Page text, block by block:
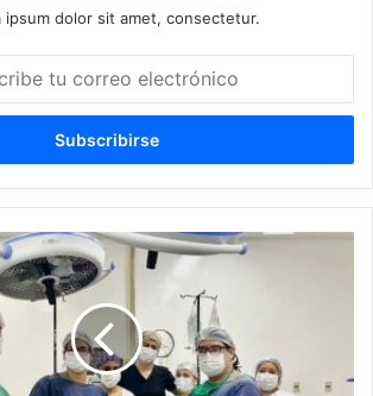
ipsum dolor sit amet, consectetur.